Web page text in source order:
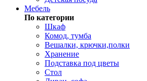
Мебель
По категории
Шкаф
Комод, тумба
Вешалки, крючки,полки
Хранение
Подставка под цветы
Стол